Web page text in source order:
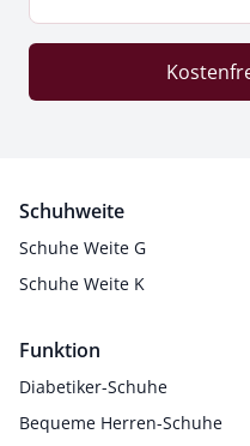
Schuhweite
Schuhe Weite G
Schuhe Weite K
Funktion
Diabetiker-Schuhe
Bequeme Herren-Schuhe